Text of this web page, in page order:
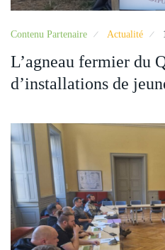
Contenu Partenaire Actualité
L’agneau fermier du
d’installations de